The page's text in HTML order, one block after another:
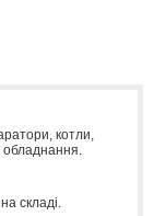
котли,
обладнання.
складі.